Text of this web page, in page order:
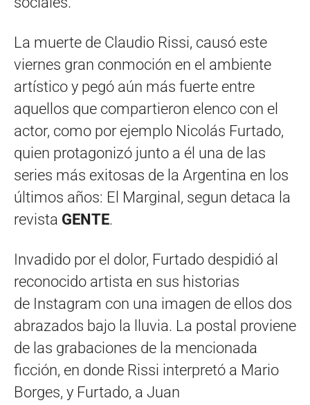
La muerte de Claudio Rissi, causó este
viernes gran conmoción en el ambiente
artístico y pegó aún más fuerte entre
aquellos que compartieron elenco con el
actor, como por ejemplo Nicolás Furtado,
quien protagonizó junto a él una de las
series más exitosas de la Argentina en los
últimos años: El Marginal, segun detaca la
revista GENTE.
Invadido por el dolor, Furtado despidió al
reconocido artista en sus historias
de Instagram con una imagen de ellos dos
abrazados bajo la lluvia. La postal proviene
de las grabaciones de la mencionada
ficción, en donde Rissi interpretó a Mario
Borges, y Furtado, a Juan